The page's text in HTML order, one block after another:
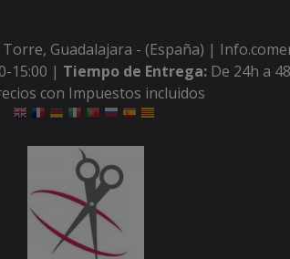
Guadalajara - (España) |
15:00 | Tiempo de Entrega: De 24h a
con Impuestos incluidos